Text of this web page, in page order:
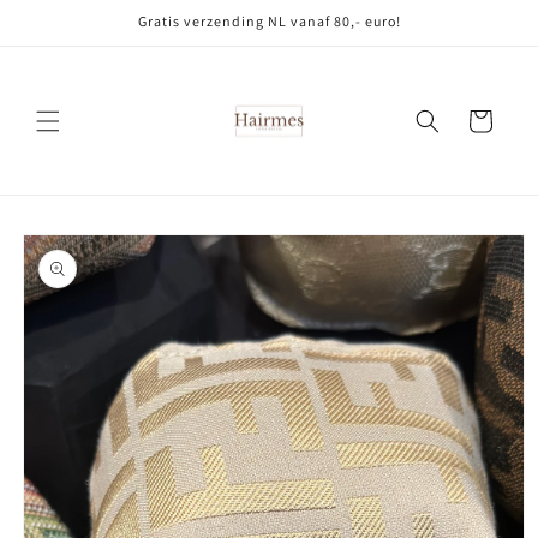
Gratis verzending NL vanaf 80,- euro!
Winkelwagen
direct naar